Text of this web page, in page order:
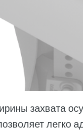
захвата
легко